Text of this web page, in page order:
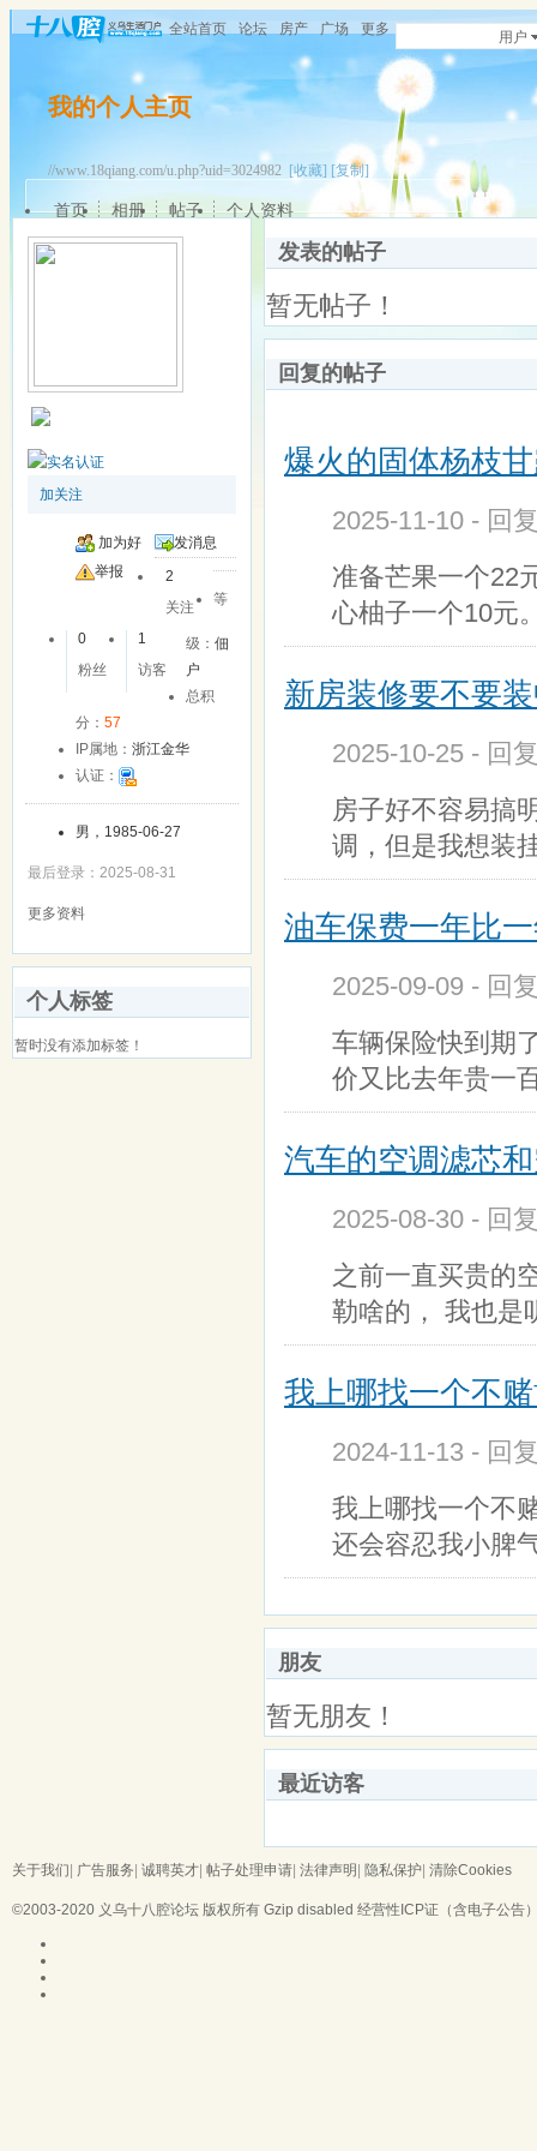
全站首页 论坛 房产 广场 更多 用户
我的个人主页
//www.18qiang.com/u.php?uid=3024982 [收藏] [复制]
首页 相册 帖子 个人资料
加关注
加为好
友
发消息
举报
2
关注
0
粉丝
1
访客
等
级：佃
户
总积
分： 57
IP属地： 浙江金华
认证：
男，1985-06-27
最后登录：2025-08-31
更多资料
个人标签
暂时没有添加标签！
发表的帖子
暂无帖子！
回复的帖子
爆火的固体杨枝
2025-11-10 - 回
准备芒果一个22
心柚子一个10元
新房装修要不要
2025-10-25 - 回
房子好不容易搞
调，但是我想装
油车保费一年比
2025-09-09 - 回
车辆保险快到期
价又比去年贵一
汽车的空调滤芯
2025-08-30 - 回
之前一直买贵的
勒啥的， 我也是
我上哪找一个不
2024-11-13 - 回
我上哪找一个不
还会容忍我小脾
朋友
暂无朋友！
最近访客
关于我们| 广告服务| 诚聘英才| 帖子处理申请| 法律声明| 隐私保护| 清除Cookies
©2003-2020 义乌十八腔论坛 版权所有 Gzip disabled 经营性ICP证（含电子公告